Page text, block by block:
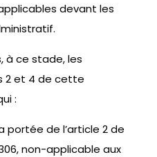
devant les
à ce stade, les
2 et 4 de cette
:
portée de l’article 2 de
non-applicable aux